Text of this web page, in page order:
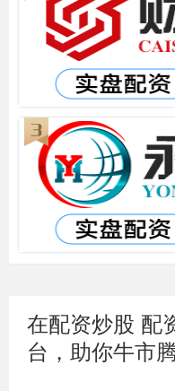
在配资炒股 配
台，助你牛市